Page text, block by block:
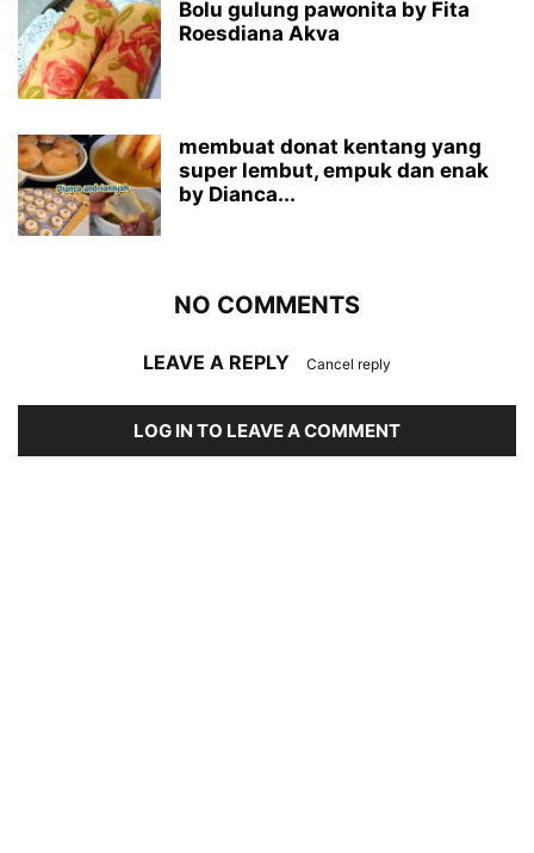
Bolu gulung pawonita by Fita
Roesdiana Akva
membuat donat kentang yang
super lembut, empuk dan enak
by Dianca...
NO COMMENTS
LEAVE A REPLY Cancel reply
LOG IN TO LEAVE A COMMENT